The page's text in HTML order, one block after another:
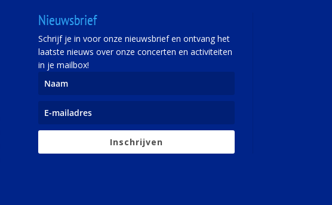
Nieuwsbrief
Schrijf je in voor onze nieuwsbrief en ontvang het
laatste nieuws over onze concerten en activiteiten
in je mailbox!
Inschrijven